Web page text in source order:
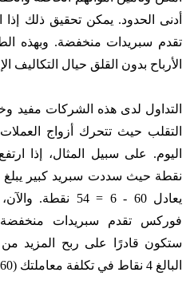
أدنى الحدود. يمكن تحقيق ذلك
تقدم سبريدات منخفضة. وبهذه
الأرباح بدون القلق حيال التكاليف
التداول لدى هذه الشركات مفيد
يعادل 60 - 6 =
فوركس تقدم سبريدات منخفضة
ستكون قادرًا على ربح المزيد من
البالغ 4 نقاط في تكلفة معاملتك (60 - 2 = 58).